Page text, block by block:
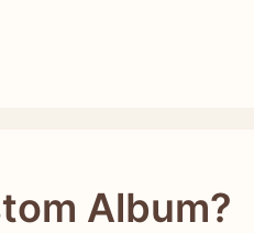
Album?